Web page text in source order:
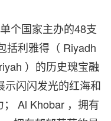
个国家主办的48支
括利雅得（ Riyadh
）的历史瑰宝融
示闪闪发光的红海和
Al Khobar ，拥有